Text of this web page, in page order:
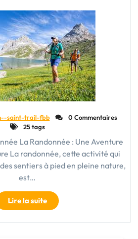
à
pied"
saint-trail-fbb
0 Commentaires
25 tags
La Randonnée : Une Aventure
La randonnée, cette activité qui
sentiers à pied en pleine nature,
est…
Lire la suite"Exploration
Naturelle
: